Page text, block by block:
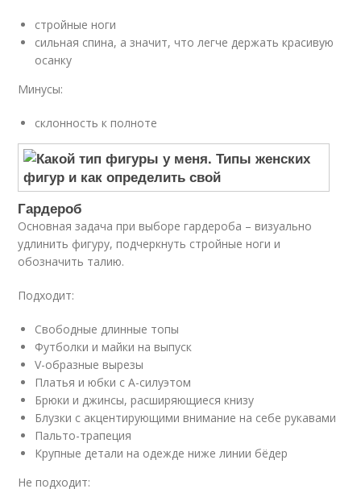
стройные ноги
сильная спина, а значит, что легче держать красивую
осанку
Минусы:
склонность к полноте
Гардероб
Основная задача при выборе гардероба – визуально
удлинить фигуру, подчеркнуть стройные ноги и
обозначить талию.
Подходит:
Свободные длинные топы
Футболки и майки на выпуск
V-образные вырезы
Платья и юбки с А-силуэтом
Брюки и джинсы, расширяющиеся книзу
Блузки с акцентирующими внимание на себе рукавами
Пальто-трапеция
Крупные детали на одежде ниже линии бёдер
Не подходит: